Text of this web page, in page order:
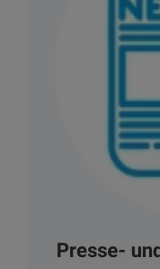
Presse-